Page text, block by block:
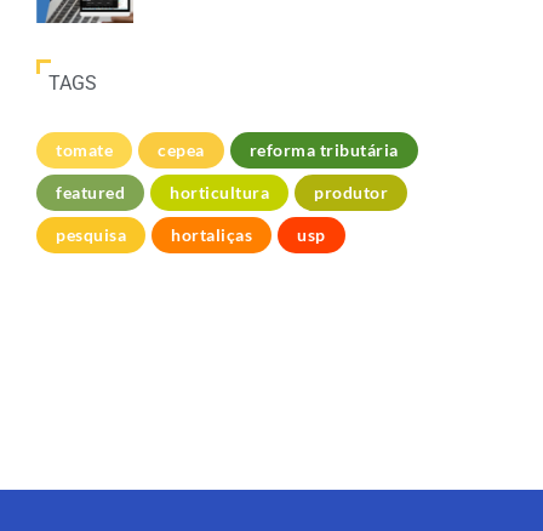
TAGS
tomate cepea reforma tributária
featured horticultura produtor
pesquisa hortaliças usp